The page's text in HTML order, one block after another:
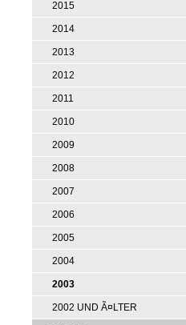
2015
2014
2013
2012
2011
2010
2009
2008
2007
2006
2005
2004
2003
2002 UND Ã¤LTER